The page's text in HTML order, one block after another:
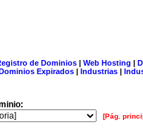
de Dominios| Web Hosting |
Expirados | Industrias |
[Pág.